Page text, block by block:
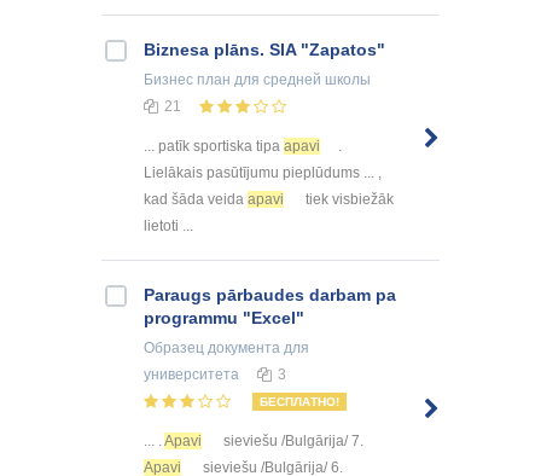
Biznesa plāns. SIA "Zapatos"
Бизнес план для средней школы
21
... patīk sportiska tipa apavi
.
Lielākais pasūtījumu pieplūdums ... ,
kad šāda veida apavi
tiek visbiežāk
lietoti ...
Paraugs pārbaudes darbam pa
programmu "Excel"
Образец документа для
университета
3
БЕСПЛАТНО!
... .Apavi
sieviešu /Bulgārija/ 7.
Apavi
sieviešu /Bulgārija/ 6.